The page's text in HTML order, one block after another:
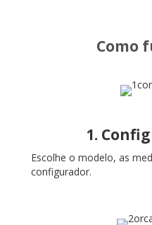
Como
1.
Escolhe o modelo, as
configurador.